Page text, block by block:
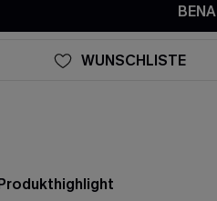
WUNSCHLISTE